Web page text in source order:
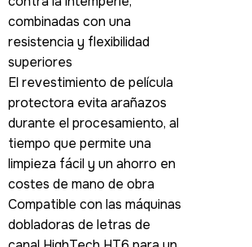
combinadas con una
resistencia y flexibilidad
superiores
El revestimiento de película
protectora evita arañazos
durante el procesamiento, al
tiempo que permite una
limpieza fácil y un ahorro en
costes de mano de obra
Compatible con las máquinas
dobladoras de letras de